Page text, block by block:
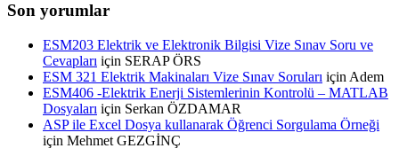
Son yorumlar
ESM203 Elektrik ve Elektronik Bilgisi Vize Sınav Soru ve
Cevapları için SERAP ÖRS
ESM 321 Elektrik Makinaları Vize Sınav Soruları için Adem
ESM406 -Elektrik Enerji Sistemlerinin Kontrolü – MATLAB
Dosyaları için Serkan ÖZDAMAR
ASP ile Excel Dosya kullanarak Öğrenci Sorgulama Örneği
için Mehmet GEZGİNÇ